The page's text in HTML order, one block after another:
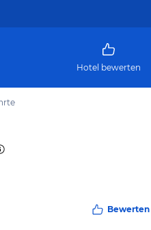
Hotel bewerten
Bewerten